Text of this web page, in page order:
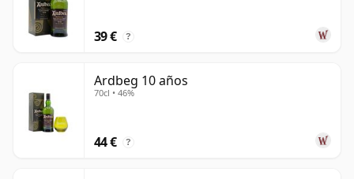
39 € ?
Ardbeg 10 años
70cl • 46%
44 € ?